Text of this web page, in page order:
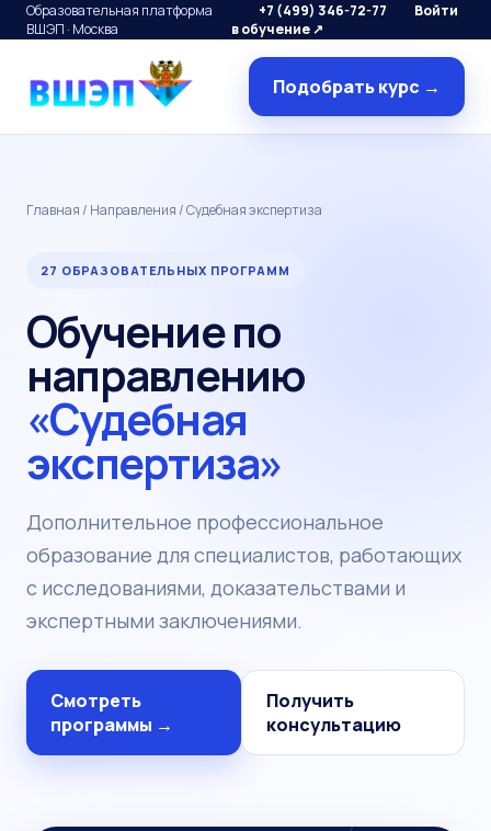
Образовательная платформа
ВШЭП · Москва
+7 (499) 346-72-77
Войти
в обучение ↗
Подобрать курс →
Главная / Направления / Судебная экспертиза
27 ОБРАЗОВАТЕЛЬНЫХ ПРОГРАММ
Обучение по
направлению
«Судебная
экспертиза»
Дополнительное профессиональное
образование для специалистов, работающих
с исследованиями, доказательствами и
экспертными заключениями.
Смотреть
программы →
Получить
консультацию